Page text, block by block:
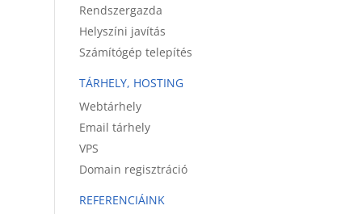
Rendszergazda
Helyszíni javítás
Számítógép telepítés
TÁRHELY, HOSTING
Webtárhely
Email tárhely
VPS
Domain regisztráció
REFERENCIÁINK